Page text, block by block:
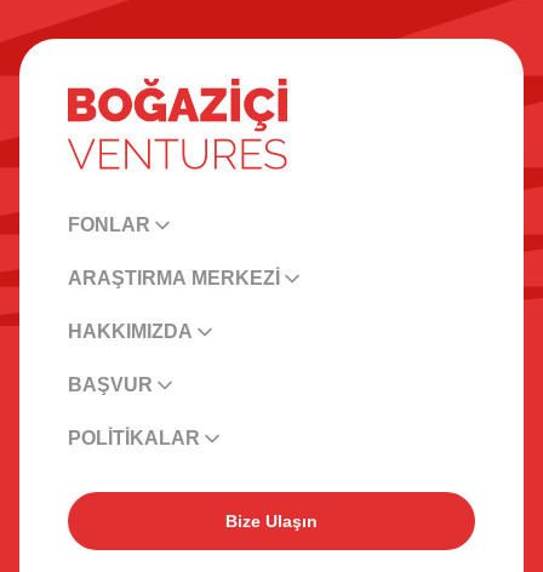
FONLAR
ARAŞTIRMA MERKEZİ
HAKKIMIZDA
BAŞVUR
POLİTİKALAR
Bize Ulaşın